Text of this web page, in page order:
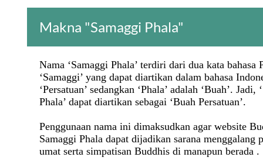
Makna "Samaggi Phala"
Nama ‘Samaggi Phala’ terdiri dari dua kata bahasa
‘Samaggi’ yang dapat diartikan dalam bahasa
‘Persatuan’ sedangkan ‘Phala’ adalah ‘Buah’. Jadi,
Phala’ dapat diartikan sebagai ‘Buah Persatuan’.
Penggunaan nama ini dimaksudkan agar website
Samaggi Phala dapat dijadikan sarana menggalang
umat serta simpatisan Buddhis di manapun berada